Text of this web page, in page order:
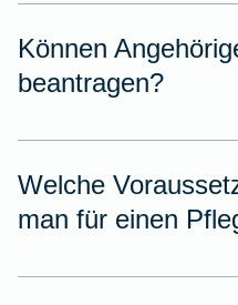
Können
beantragen?
Welche
man für einen